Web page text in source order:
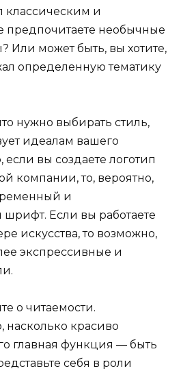
классическим и
предпочитаете необычные
Или может быть, вы хотите,
определенную тематику
нужно выбирать стиль,
идеалам вашего
вы создаете логотип
компании, то, вероятно,
и
Если вы работаете
искусства, то возможно,
экспрессивные и
о читаемости.
насколько красиво
главная функция — быть
себя в роли